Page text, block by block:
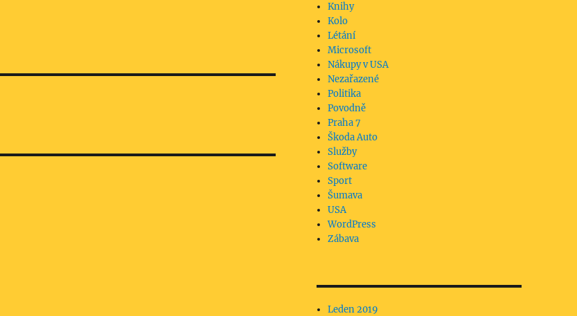
Knihy
Kolo
Létání
Microsoft
Nákupy v USA
Nezařazené
Politika
Povodně
Praha 7
Škoda Auto
Služby
Software
Sport
Šumava
USA
WordPress
Zábava
Leden 2019